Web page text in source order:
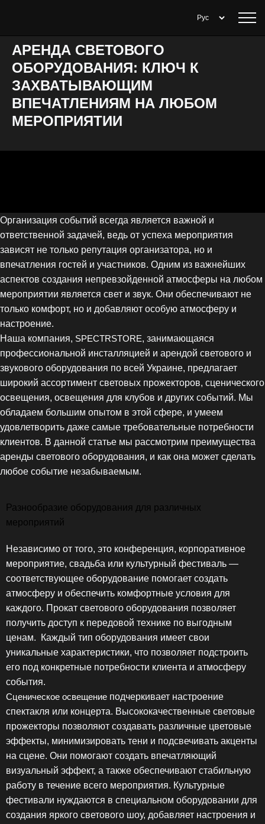
АРЕНДА СВЕТОВОГО
ОБОРУДОВАНИЯ: КЛЮЧ К
ЗАХВАТЫВАЮЩИМ
ВПЕЧАТЛЕНИЯМ НА ЛЮБОМ
МЕРОПРИЯТИИ
Организация событий всегда является важной и
ответственной задачей, ведь от успеха мероприятия
зависят не только репутация организатора, но и
впечатления гостей и участников. Одним из важнейших
аспектов создания непревзойденной атмосферы на любом
мероприятии является свет и звук. Они обеспечивают не
только комфорт, но и добавляют особую атмосферу и
настроение.
Наша компания, SPECTRSTORE, занимающаяся
профессиональной инсталляцией и арендой светового и
звукового оборудования по всей Украине, предлагает
широкий ассортимент световых прожекторов, сценического
освещения, освещения для клубов и других событий. Мы
обладаем большим опытом в этой сфере, и умеем
удовлетворить даже самые требовательные потребности
клиентов. В данной статье мы рассмотрим преимущества
аренды светового оборудования, и как она может сделать
любое событие незабываемым.
Разнообразие оборудования для различных
мероприятий
Независимо от того, это конференция, корпоративное
мероприятие, свадьба или культурный фестиваль —
соответствующее оборудование помогает создать
атмосферу и обеспечить комфортные условия для
каждого. Прокат светового оборудования позволяет
получить доступ к передовой технике по выгодным
ценам. Каждый тип оборудования имеет свои
уникальные характеристики, что позволяет подстроить
его под конкретные потребности клиента и атмосферу
события.
Сценическое освещение подчеркивает настроение
спектакля или концерта. Высококачественные световые
прожекторы позволяют создавать различные цветовые
эффекты, минимизировать тени и подсвечивать акценты
на сцене. Они помогают создать впечатляющий
визуальный эффект, а также обеспечивают стабильную
работу в течение всего мероприятия. Культурные
фестивали нуждаются в специальном оборудовании для
создания яркого светового шоу, добавляет настроения и